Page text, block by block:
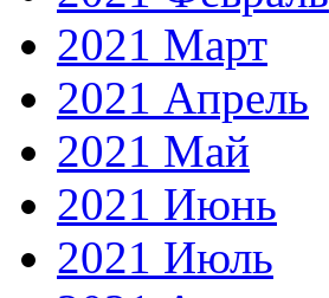
2021 Март
2021 Апрель
2021 Май
2021 Июнь
2021 Июль